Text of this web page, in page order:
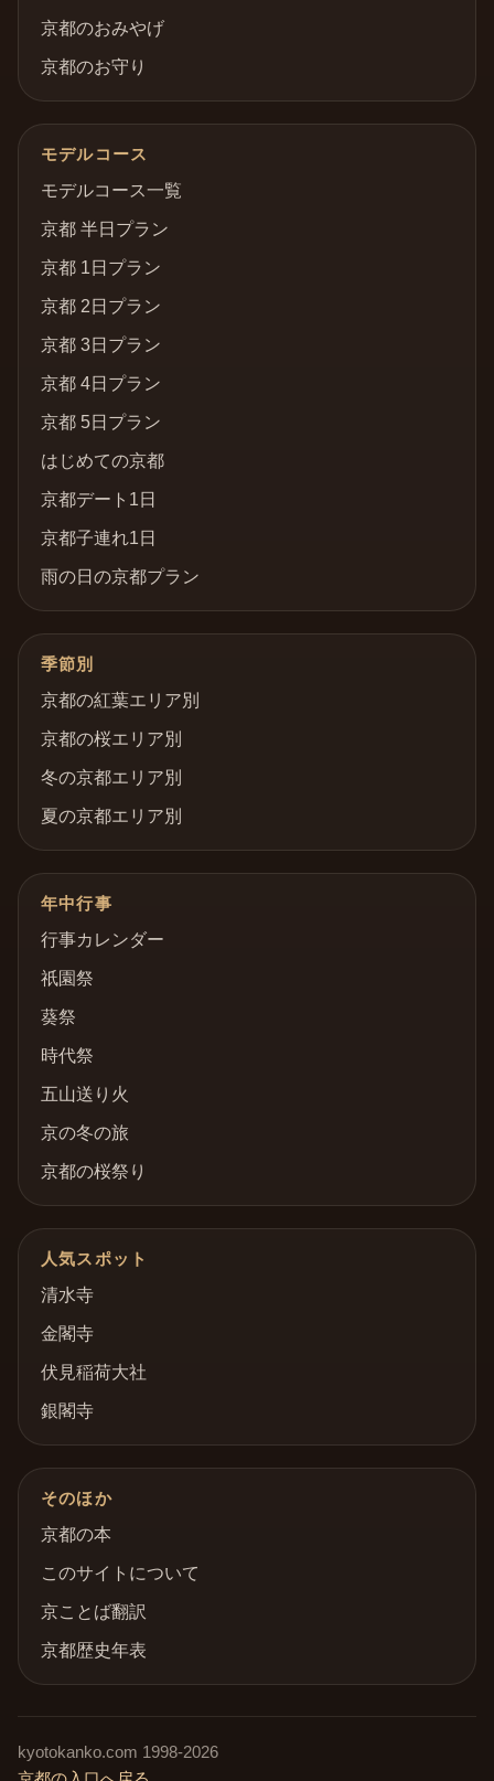
京都のおみやげ
京都のお守り
モデルコース
モデルコース一覧
京都 半日プラン
京都 1日プラン
京都 2日プラン
京都 3日プラン
京都 4日プラン
京都 5日プラン
はじめての京都
京都デート1日
京都子連れ1日
雨の日の京都プラン
季節別
京都の紅葉エリア別
京都の桜エリア別
冬の京都エリア別
夏の京都エリア別
年中行事
行事カレンダー
祇園祭
葵祭
時代祭
五山送り火
京の冬の旅
京都の桜祭り
人気スポット
清水寺
金閣寺
伏見稲荷大社
銀閣寺
そのほか
京都の本
このサイトについて
京ことば翻訳
京都歴史年表
kyotokanko.com 1998-2026